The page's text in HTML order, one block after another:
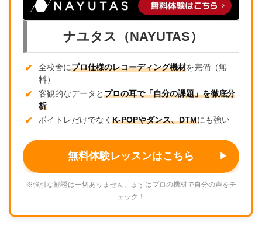
ナユタス（NAYUTAS）
全校舎にプロ仕様のレコーディング機材を完備（無
料）
客観的なデータとプロの耳で「自分の課題」を徹底分
析
ボイトレだけでなく K-POPやダンス、DTMにも強い
無料体験レッスンはこちら
※強引な勧誘は一切ありません。まずはプロの機材で自分の声をチ
ェック！